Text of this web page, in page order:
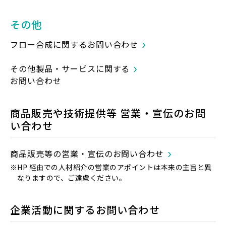
その他
フロー合成に関するお問い合わせ
その他製品・サービスに関する
お問い合わせ
商品販売や技術提供等 営業・宣伝のお問
い合わせ
商品販売等の営業・宣伝のお問い合わせ
※HP 経由での人材紹介の営業のアポイントは本来の主旨と異
なりますので、ご遠慮ください。
企業活動に関するお問い合わせ